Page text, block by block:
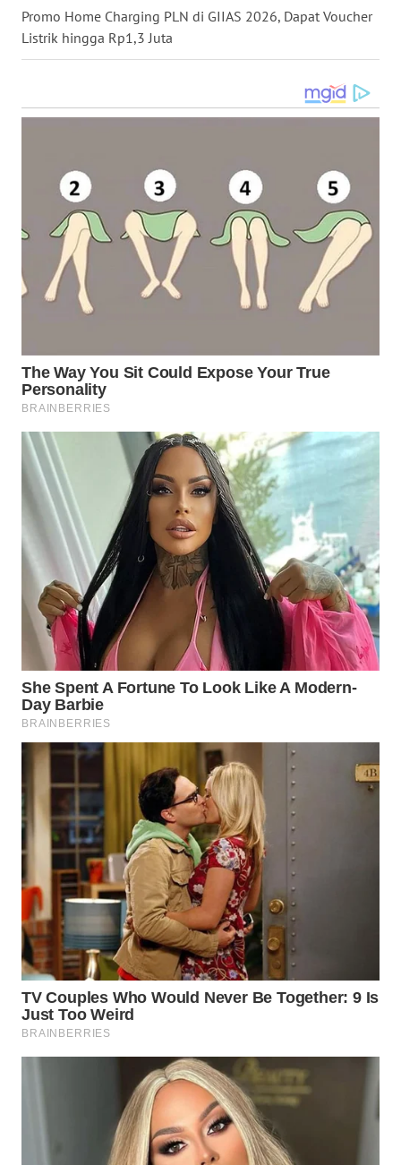
Promo Home Charging PLN di GIIAS 2026, Dapat Voucher
Listrik hingga Rp1,3 Juta
WN
WN
MALUT
DAIRI
TOBA
WN
WN
LANGKAT
WN
TAPANULI
SELATAN
WN
TANJUNG
LESUNG
WN
KARO
SIMALUNGUN
WN
LABUHANBATU
WN
TAPANULI
TENGAH
WN DELI
SERDANG
WN